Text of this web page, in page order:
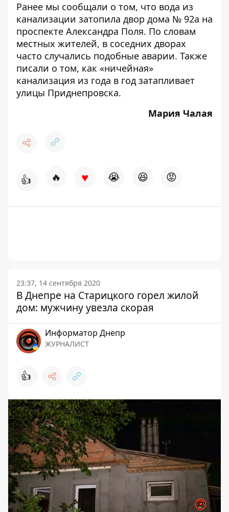
Ранее мы сообщали о том, что вода из
канализации затопила двор дома № 92а на
проспекте Александра Поля. По словам
местных жителей, в соседних дворах
часто случались подобные аварии. Также
писали о том, как «ничейная»
канализация из года в год затапливает
улицы Приднепровска.
Мария Чалая
👍 🔥 ♥ 😭 😆 😡
23:37, 14 сентября 2020
В Днепре на Старицкого горел жилой
дом: мужчину увезла скорая
Информатор Днепр
ЖУРНАЛИСТ
👍